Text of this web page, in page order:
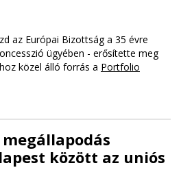
az Európai Bizottság a 35 évre
ügyében - erősítette meg
közel álló forrás a Portfolio
között az uniós